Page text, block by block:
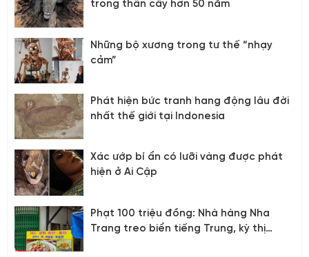
trong thân cây hơn 50 năm
Những bộ xương trong tư thế “nhạy
cảm”
Phát hiện bức tranh hang động lâu đời
nhất thế giới tại Indonesia
Xác ướp bí ẩn có lưỡi vàng được phát
hiện ở Ai Cập
Phạt 100 triệu đồng: Nhà hàng Nha
Trang treo biển tiếng Trung, kỳ thị